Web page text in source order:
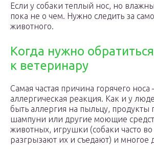
Если у собаки теплый нос, но
пока не о чем. Нужно следить за
животного.
Когда нужно обратиться
к ветеринару
Самая частая причина горячего носа
аллергическая реакция. Как и у
быть аллергия на пыльцу, продукты
шампуни или другие моющие
животных, игрушки (собаки часто
разгрызают их и съедают) и многое